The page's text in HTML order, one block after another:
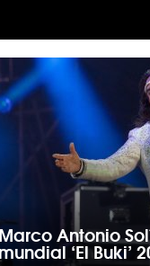
Marco Antonio
mundial ‘El Buki’